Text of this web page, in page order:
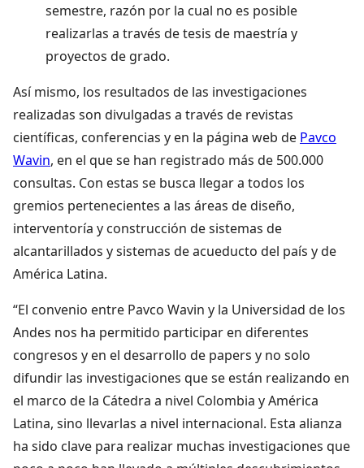
semestre, razón por la cual no es posible
realizarlas a través de tesis de maestría y
proyectos de grado.
Así mismo, los resultados de las investigaciones
realizadas son divulgadas a través de revistas
científicas, conferencias y en la página web de Pavco
Wavin, en el que se han registrado más de 500.000
consultas. Con estas se busca llegar a todos los
gremios pertenecientes a las áreas de diseño,
interventoría y construcción de sistemas de
alcantarillados y sistemas de acueducto del país y de
América Latina.
“El convenio entre Pavco Wavin y la Universidad de los
Andes nos ha permitido participar en diferentes
congresos y en el desarrollo de papers y no solo
difundir las investigaciones que se están realizando en
el marco de la Cátedra a nivel Colombia y América
Latina, sino llevarlas a nivel internacional. Esta alianza
ha sido clave para realizar muchas investigaciones que